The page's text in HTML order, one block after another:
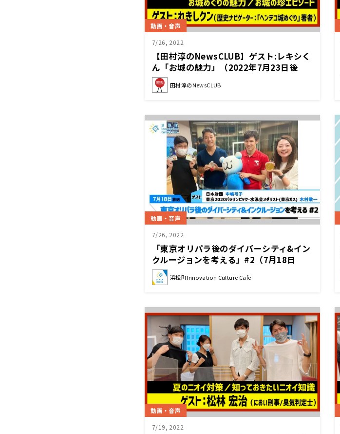
動画・音声
7/26, 2022
【田村淳のNewsCLUB】ゲスト:レキシく
ん「お城の魅力」（2022年7月23日後
半）
田村淳のNewsCLUB
動画・音声
7/26, 2022
「東京オリパラ後のダイバーシティ&イン
クルージョンを考える」#2（7月18日
（月）「浜カフェ」）中嶋弓子（日本財
団）木村敬一（東京2020パラリンピッ
浜松町Innovation Culture Cafe
動画・音声
7/19, 2022